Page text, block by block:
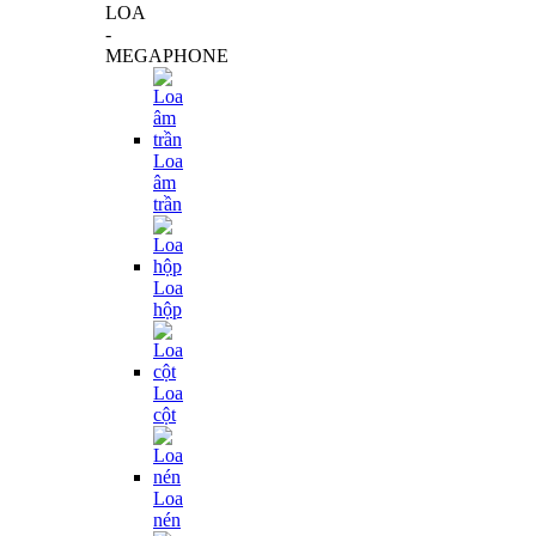
LOA
-
MEGAPHONE
Loa
âm
trần
Loa
hộp
Loa
cột
Loa
nén